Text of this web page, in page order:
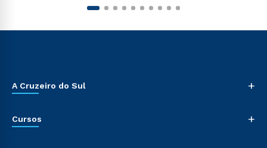
A Cruzeiro do Sul +
Cursos +